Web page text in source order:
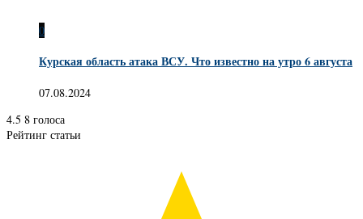
0
Курская область атака ВСУ. Что известно на утро 6 августа
07.08.2024
4.5 8 голоса
Рейтинг статьи